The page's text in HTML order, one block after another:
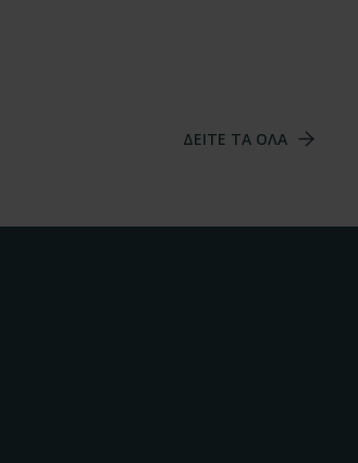
ΔΕΙΤΕ ΤΑ ΟΛΑ